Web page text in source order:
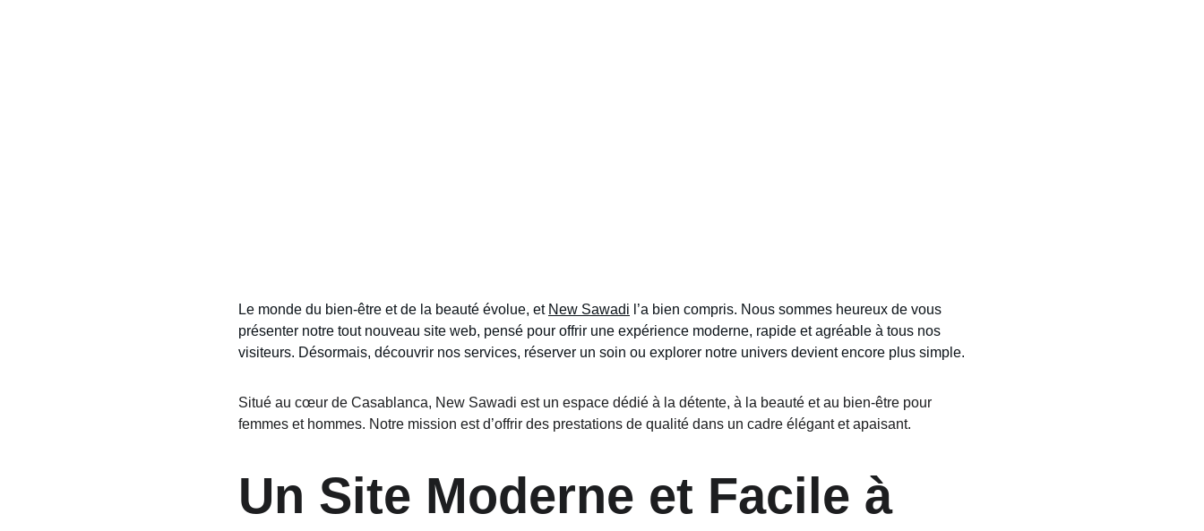
Le monde du bien-être et de la beauté évolue, et New Sawadi l’a bien compris. Nous sommes heureux de vous
présenter notre tout nouveau site web, pensé pour offrir une expérience moderne, rapide et agréable à tous nos
visiteurs. Désormais, découvrir nos services, réserver un soin ou explorer notre univers devient encore plus simple.
Situé au cœur de Casablanca, New Sawadi est un espace dédié à la détente, à la beauté et au bien-être pour
femmes et hommes. Notre mission est d’offrir des prestations de qualité dans un cadre élégant et apaisant.
Un Site Moderne et Facile à